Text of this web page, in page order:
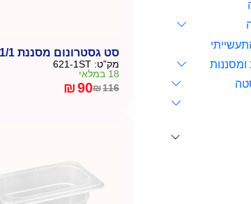
סט גסטרונום מסננת 1/1
מק”ט: 621-1ST
18 במלאי
₪116
המחיר
₪90המחיר